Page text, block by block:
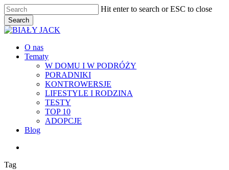
Skip
to
main
content
Hit enter to search or ESC to close
Search
Close
Menu
O nas
Tematy
W DOMU I W PODRÓŻY
PORADNIKI
KONTROWERSJE
LIFESTYLE I RODZINA
TESTY
TOP 10
ADOPCJE
Blog
Tag